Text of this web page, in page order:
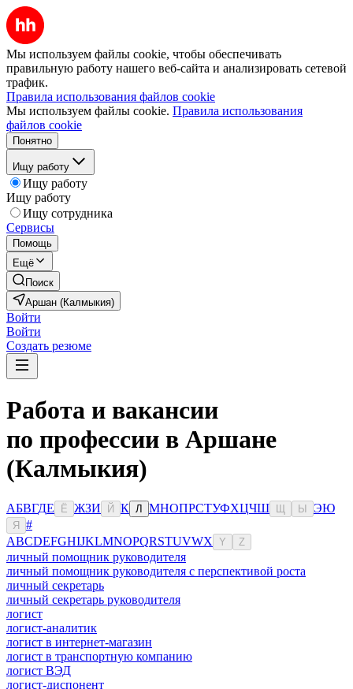
Мы используем файлы cookie, чтобы обеспечивать
правильную работу нашего веб-сайта и анализировать сетевой
трафик.
Правила использования файлов cookie
Мы используем файлы cookie. Правила использования
файлов cookie
Понятно
Ищу работу
Ищу работу
Ищу работу
Ищу сотрудника
Сервисы
Помощь
Ещё
Поиск
Аршан (Калмыкия)
Войти
Войти
Создать резюме
Работа и вакансии
по профессии в Аршане
(Калмыкия)
АБВГДЕ Ё ЖЗИ Й К Л МНОПРСТУФХЦЧШ Ы ЭЮ
Я
#
ABCDEFGHIJKLMNOPQRSTUVWX Y Z
личный помощник руководителя
личный помощник руководителя с перспективой роста
личный секретарь
личный секретарь руководителя
логист
логист-аналитик
логист в интернет-магазин
логист в транспортную компанию
логист ВЭД
логист-диспонент